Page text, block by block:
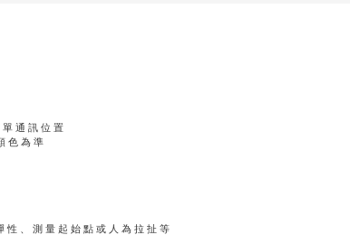
通訊位置
色為準
、測量起始點或人為拉扯等